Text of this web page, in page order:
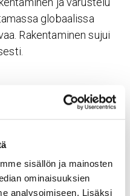
sisällön ja mainosten
ominaisuuksien
analysoimiseen. Lisäksi
globaalissa
Rakentaminen sujui
toimintojohtaja,
ylilääkäri, Tays